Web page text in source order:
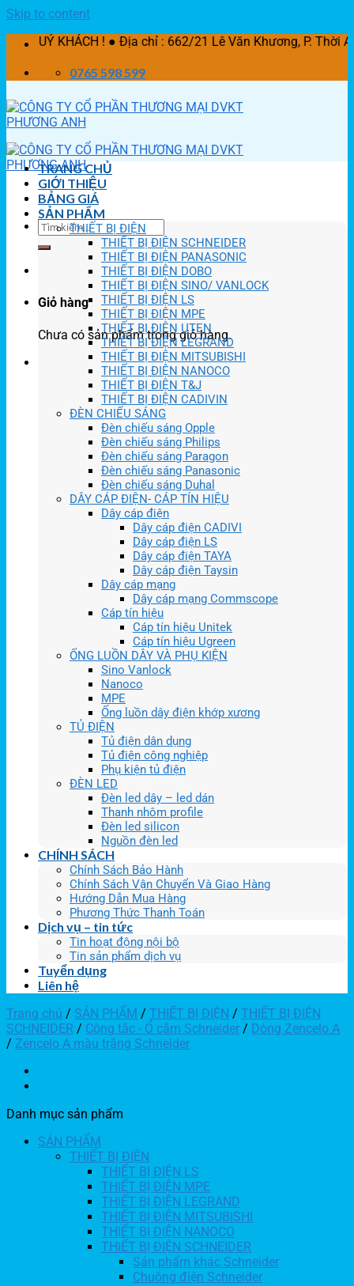
Skip to content
QUÝ KHÁCH ! ● Địa chỉ : 662/21 Lê Văn Khương, P. Thời An,
0765 598 599
Giỏ hàng
Chưa có sản phẩm trong giỏ hàng.
TRANG CHỦ
GIỚI THIỆU
BẢNG GIÁ
SẢN PHẨM
THIẾT BỊ ĐIỆN
THIẾT BỊ ĐIỆN SCHNEIDER
THIẾT BỊ ĐIỆN PANASONIC
THIẾT BỊ ĐIỆN DOBO
THIẾT BỊ ĐIỆN SINO/ VANLOCK
THIẾT BỊ ĐIỆN LS
THIẾT BỊ ĐIỆN MPE
THIẾT BỊ ĐIỆN UTEN
THIẾT BỊ ĐIỆN LEGRAND
THIẾT BỊ ĐIỆN MITSUBISHI
THIẾT BỊ ĐIỆN NANOCO
THIẾT BỊ ĐIỆN T&J
THIẾT BỊ ĐIỆN CADIVIN
ĐÈN CHIẾU SÁNG
Đèn chiếu sáng Opple
Đèn chiếu sáng Philips
Đèn chiếu sáng Paragon
Đèn chiếu sáng Panasonic
Đèn chiếu sáng Duhal
DÂY CÁP ĐIỆN- CÁP TÍN HIỆU
Dây cáp điện
Dây cáp điện CADIVI
Dây cáp điện LS
Dây cáp điện TAYA
Dây cáp điện Taysin
Dây cáp mạng
Dây cáp mạng Commscope
Cáp tín hiệu
Cáp tín hiệu Unitek
Cáp tín hiệu Ugreen
ỐNG LUỒN DÂY VÀ PHỤ KIỆN
Sino Vanlock
Nanoco
MPE
Ống luồn dây điện khớp xương
TỦ ĐIỆN
Tủ điện dân dụng
Tủ điện công nghiệp
Phụ kiện tủ điện
ĐÈN LED
Đèn led dây – led dán
Thanh nhôm profile
Đèn led silicon
Nguồn đèn led
CHÍNH SÁCH
Chính Sách Bảo Hành
Chính Sách Vận Chuyển Và Giao Hàng
Hướng Dẫn Mua Hàng
Phương Thức Thanh Toán
Dịch vụ – tin tức
Tin hoạt động nội bộ
Tin sản phẩm dịch vụ
Tuyển dụng
Liên hệ
Trang chủ / SẢN PHẨM / THIẾT BỊ ĐIỆN / THIẾT BỊ ĐIỆN
SCHNEIDER / Công tắc - Ổ cắm Schneider / Dòng Zencelo A
/ Zencelo A màu trắng Schneider
Danh mục sản phẩm
SẢN PHẨM
THIẾT BỊ ĐIỆN
THIẾT BỊ ĐIỆN LS
THIẾT BỊ ĐIỆN MPE
THIẾT BỊ ĐIỆN LEGRAND
THIẾT BỊ ĐIỆN MITSUBISHI
THIẾT BỊ ĐIỆN NANOCO
THIẾT BỊ ĐIỆN SCHNEIDER
Sản phẩm khác Schneider
Chuông điện Schneider